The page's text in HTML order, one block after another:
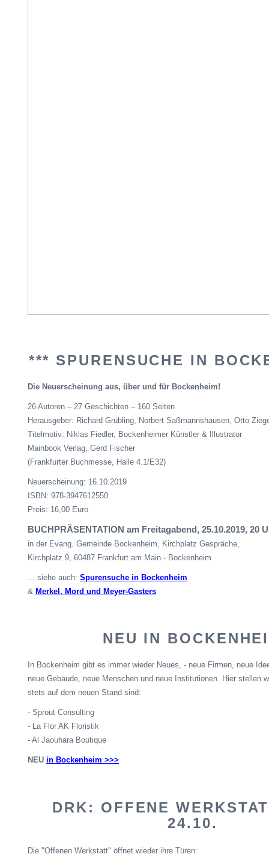
*** SPURENSUCHE IN
Die Neuerscheinung aus, über und für Bockenheim!
26 Autoren – 27 Geschichten – 160 Seiten
Herausgeber: Richard Grübling, Norbert Saßmannshausen, Otto
Titelmotiv: Niklas Fiedler, Bockenheimer Künstler & Illustrator
Mainbook Verlag, Gerd Fischer
(Frankfurter Buchmesse, Halle 4.1/E32)
Neuerscheinung: 16.10.2019
ISBN: 978-3947612550
Preis: 16,00 Euro
BUCHPRÄSENTATION am Freitagabend, 25.10.2019, 20
in der Evang . Gemeinde Bockenheim, Kirchplatz Gespräche,
Kirchplatz 9, 60487 Frankfurt am Main - Bockenheim
... siehe auch: Spurensuche in Bockenheim
& Merkel, Mord und Meyer-Gasters
NEU IN
In Bockenheim gibt es immer wieder Neues, - neue Firmen, neue
neue Gebäude, neue Menschen und neue Institutionen. Hier stellen
stets auf dem neuen Stand sind:
- Sprout Consulting
- La Flor AK Floristik
- Al Jaouhara Boutique
NEU in Bockenheim >>>
DRK: OFFENE
24.10.
Die "Offenen Werkstatt" öffnet wieder ihre Türen: